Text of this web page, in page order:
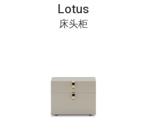
Lotus
床头柜